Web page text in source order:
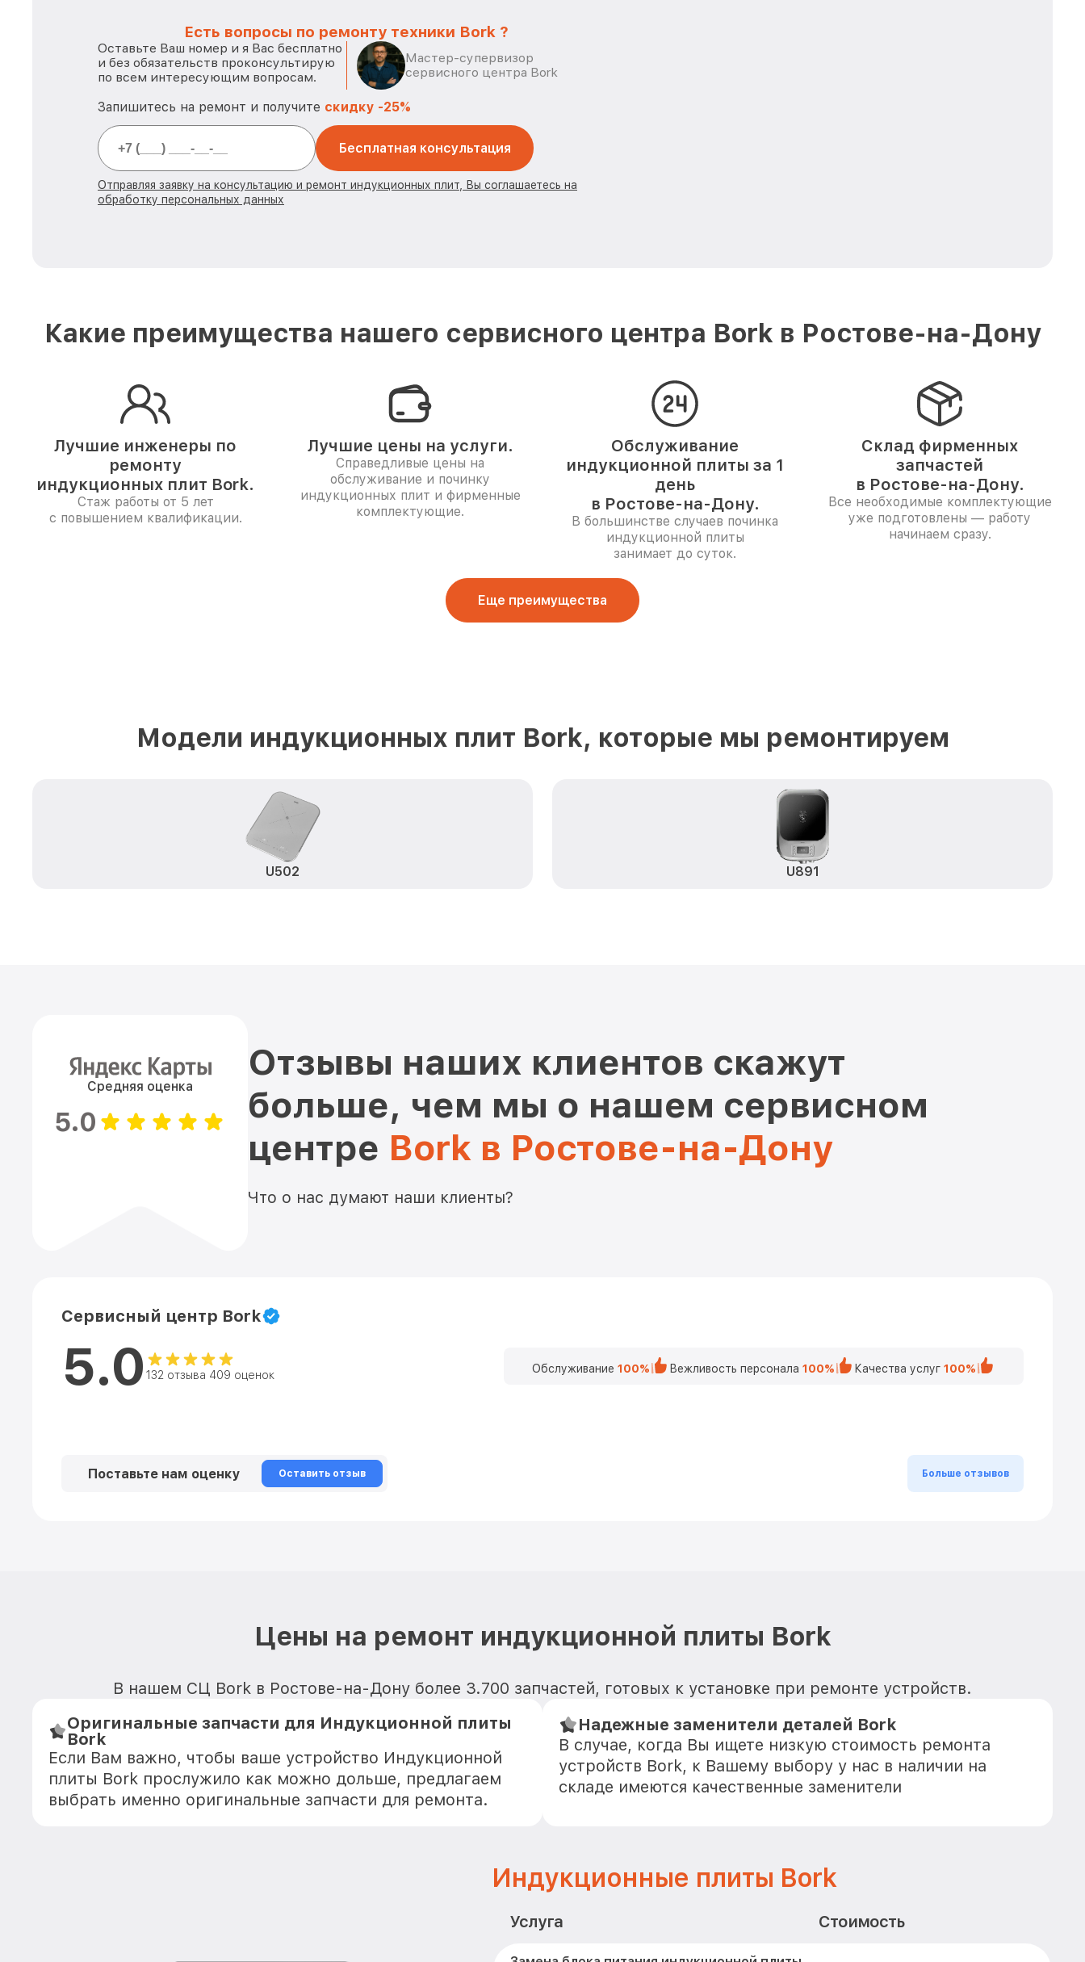
Есть вопросы по ремонту техники Bork ?
Оставьте Ваш номер и я Вас бесплатно
и без обязательств проконсультирую
по всем интересующим вопросам.
Мастер-супервизор
сервисного центра Bork
Запишитесь на ремонт и получите скидку -25%
Бесплатная консультация
Отправляя заявку на консультацию и ремонт индукционных плит, Вы соглашаетесь на
обработку персональных данных
Какие преимущества нашего сервисного центра Bork в Ростове-на-Дону
Лучшие инженеры по
ремонту
индукционных плит Bork.
Стаж работы от 5 лет
с повышением квалификации.
Лучшие цены на услуги.
Справедливые цены на
обслуживание и починку
индукционных плит и фирменные
комплектующие.
Обслуживание
индукционной плиты за 1
день
в Ростове-на-Дону.
В большинстве случаев починка
индукционной плиты
занимает до суток.
Склад фирменных
запчастей
в Ростове-на-Дону.
Все необходимые комплектующие
уже подготовлены — работу
начинаем сразу.
Еще преимущества
Модели индукционных плит Bork, которые мы ремонтируем
U502 U891
Средняя оценка
5.0
Отзывы наших клиентов скажут
больше, чем мы о нашем сервисном
центре Bork в Ростове-на-Дону
Что о нас думают наши клиенты?
Сервисный центр Bork
5.0 132 отзыва 409 оценок Обслуживание 100% Вежливость персонала 100% Качества услуг 100%
Поставьте нам оценку Оставить отзыв Больше отзывов
Цены на ремонт индукционной плиты Bork
В нашем СЦ Bork в Ростове-на-Дону более 3.700 запчастей, готовых к установке при ремонте устройств.
Оригинальные запчасти для Индукционной плиты
Bork
Если Вам важно, чтобы ваше устройство Индукционной
плиты Bork прослужило как можно дольше, предлагаем
выбрать именно оригинальные запчасти для ремонта.
Надежные заменители деталей Bork
В случае, когда Вы ищете низкую стоимость ремонта
устройств Bork, к Вашему выбору у нас в наличии на
складе имеются качественные заменители
Индукционные плиты Bork
Услуга Стоимость